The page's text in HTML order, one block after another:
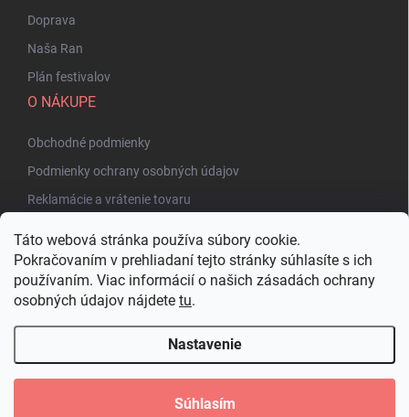
Táto webová stránka používa súbory cookie.
Pokračovaním v prehliadaní tejto stránky súhlasíte s ich
používaním. Viac informácií o našich zásadách ochrany
osobných údajov nájdete tu.
Nastavenie
Súhlasím
Doprava
Naša Ran
Plán festivalov
O NÁKUPE
Obchodné podmienky
Podmienky ochrany osobných údajov
Reklamácie a vrátenie tovaru
Copyright 2026Bakuhatsu.eu. Všetky práva vyhradené.Upraviť nastavenie
cookies